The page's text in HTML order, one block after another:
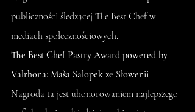
publiczności śledzącej The Best Chef w
mediach społecznościowych.
The Best Chef Pastry Award powered by
Valrhona: Maša Salopek ze Słowenii
Nagroda ta jest uhonorowaniem najlepszego